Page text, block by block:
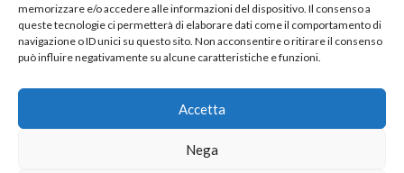
memorizzare e/o accedere alle informazioni del dispositivo. Il consenso a
queste tecnologie ci permetterà di elaborare dati come il comportamento di
navigazione o ID unici su questo sito. Non acconsentire o ritirare il consenso
può influire negativamente su alcune caratteristiche e funzioni.
Accetta
Nega
Copyright © 2024 Cucchy Gioielleria